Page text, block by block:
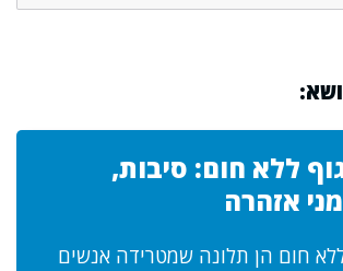
ללא חום: סיבות,
אזהרה
חום הן תלונה שמטרידה אנשים